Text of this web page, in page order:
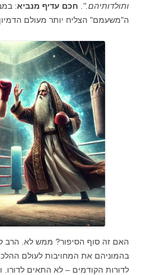
ותולדותיהם."
חכם עדיף מנביא:
ה"משעמם" הצליח יותר מעולם הדמיון
האם זה סוף הסיפור? ממש לא. הרב
בהמוניהם את המחויבות לעולם
לדורות הקודמים – לא התאים לדורו.